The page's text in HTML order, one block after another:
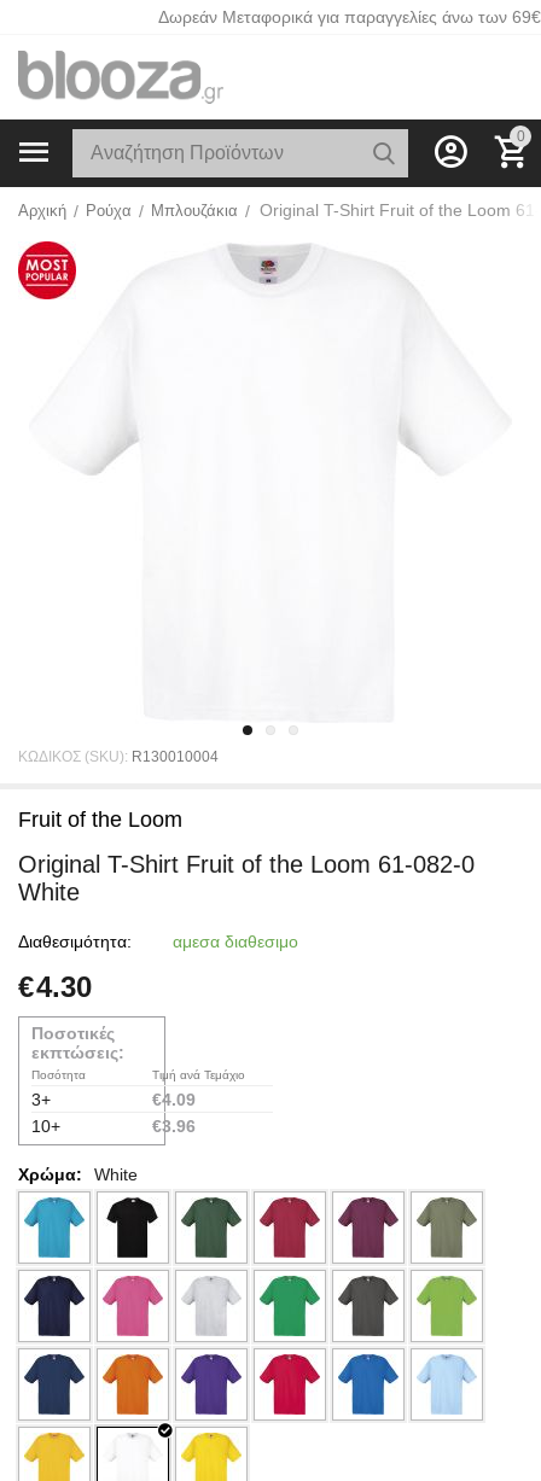
Δωρεάν Μεταφορικά για παραγγελίες άνω των 69€
0
Αρχική / Ρούχα / Μπλουζάκια /
ΚΩΔΙΚΟΣ (SKU): R130010004
Fruit of the Loom
Original T-Shirt Fruit of the Loom 61-082-0
White
Διαθεσιμότητα: αμεσα διαθεσιμο
€4.30
Ποσοτικές
εκπτώσεις:
Ποσότητα
3+
10+
Τιμή ανά Τεμάχιο
€4.09
€3.96
Χρώμα: White